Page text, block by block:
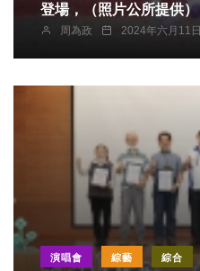
登場，（照片公所提供）
周為政 2024年六月11日
演唱會 綜藝 綜合